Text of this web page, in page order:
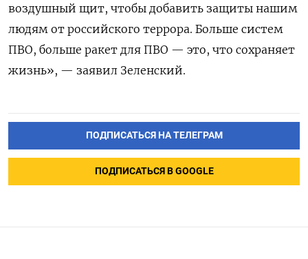
воздушный щит, чтобы добавить защиты нашим
людям от российского террора. Больше систем
ПВО, больше ракет для ПВО — это, что сохраняет
жизнь», — заявил Зеленский.
ПОДПИСАТЬСЯ НА ТЕЛЕГРАМ
ПОДПИСАТЬСЯ В GOOGLE